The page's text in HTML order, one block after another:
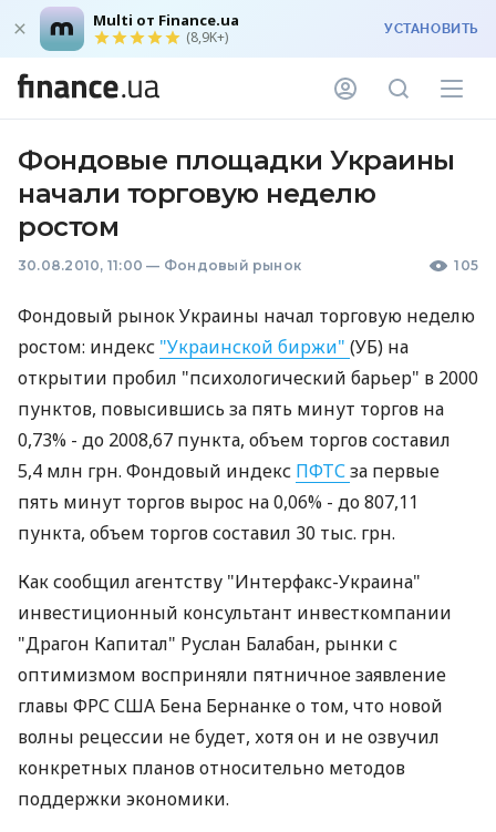
Multi от Finance.ua
(8,9K+) УСТАНОВИТЬ
Фондовые площадки Украины
начали торговую неделю
ростом
30.08.2010, 11:00 — Фондовый рынок 105
Фондовый рынок Украины начал торговую неделю
ростом: индекс "Украинской биржи" (УБ) на
открытии пробил "психологический барьер" в 2000
пунктов, повысившись за пять минут торгов на
0,73% - до 2008,67 пункта, объем торгов составил
5,4 млн грн. Фондовый индекс ПФТСза первые
пять минут торгов вырос на 0,06% - до 807,11
пункта, объем торгов составил 30 тыс. грн.
Как сообщил агентству "Интерфакс-Украина"
инвестиционный консультант инвесткомпании
"Драгон Капитал" Руслан Балабан, рынки с
оптимизмом восприняли пятничное заявление
главы ФРС США Бена Бернанке о том, что новой
волны рецессии не будет, хотя он и не озвучил
конкретных планов относительно методов
поддержки экономики.